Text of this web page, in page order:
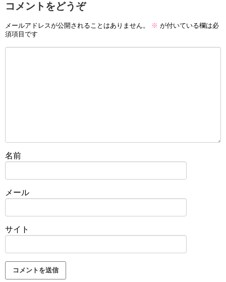
コメントをどうぞ
メールアドレスが公開されることはありません。 ※ が付いている欄は必
須項目です
名前
メール
サイト